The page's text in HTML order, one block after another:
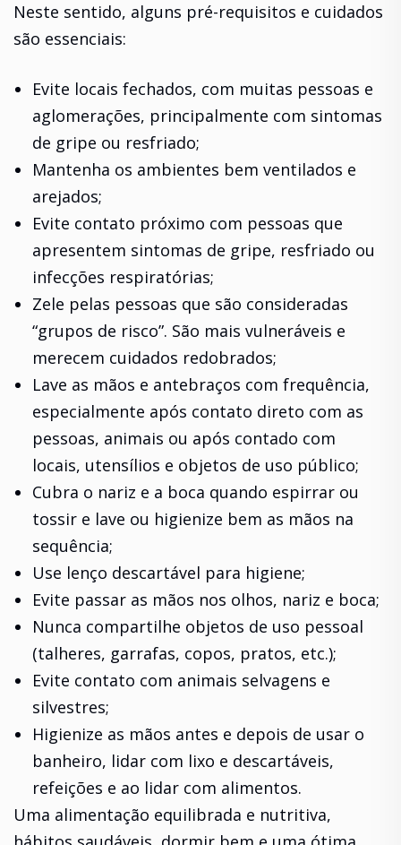
Neste sentido, alguns pré-requisitos e cuidados
são essenciais:
Evite locais fechados, com muitas pessoas e
aglomerações, principalmente com sintomas
de gripe ou resfriado;
Mantenha os ambientes bem ventilados e
arejados;
Evite contato próximo com pessoas que
apresentem sintomas de gripe, resfriado ou
infecções respiratórias;
Zele pelas pessoas que são consideradas
“grupos de risco”. São mais vulneráveis e
merecem cuidados redobrados;
Lave as mãos e antebraços com frequência,
especialmente após contato direto com as
pessoas, animais ou após contado com
locais, utensílios e objetos de uso público;
Cubra o nariz e a boca quando espirrar ou
tossir e lave ou higienize bem as mãos na
sequência;
Use lenço descartável para higiene;
Evite passar as mãos nos olhos, nariz e boca;
Nunca compartilhe objetos de uso pessoal
(talheres, garrafas, copos, pratos, etc.);
Evite contato com animais selvagens e
silvestres;
Higienize as mãos antes e depois de usar o
banheiro, lidar com lixo e descartáveis,
refeições e ao lidar com alimentos.
Uma alimentação equilibrada e nutritiva,